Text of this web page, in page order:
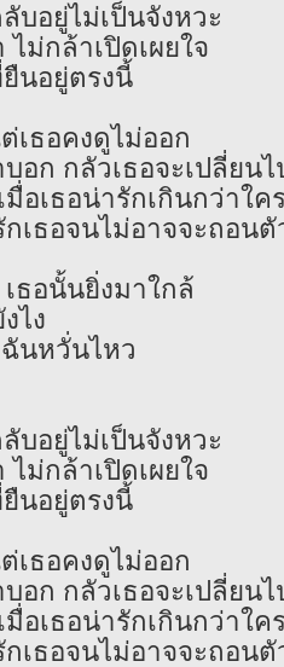
บอยู่ไม่เป็นจังหวะ
ไม่กล้าเปิดเผยใจ
นอยู่ตรงนี้
เธอคงดูไม่ออก
อก กลัวเธอจะเปลี่ยนไ
มื่อเธอน่ารักเกินกว่าใค
กเธอจนไม่อาจจะถอนตั
เธอนั้นยิ่งมาใกล้
ไง
นหวั่นไหว
บอยู่ไม่เป็นจังหวะ
ไม่กล้าเปิดเผยใจ
นอยู่ตรงนี้
เธอคงดูไม่ออก
อก กลัวเธอจะเปลี่ยนไ
มื่อเธอน่ารักเกินกว่าใค
กเธอจนไม่อาจจะถอนตั